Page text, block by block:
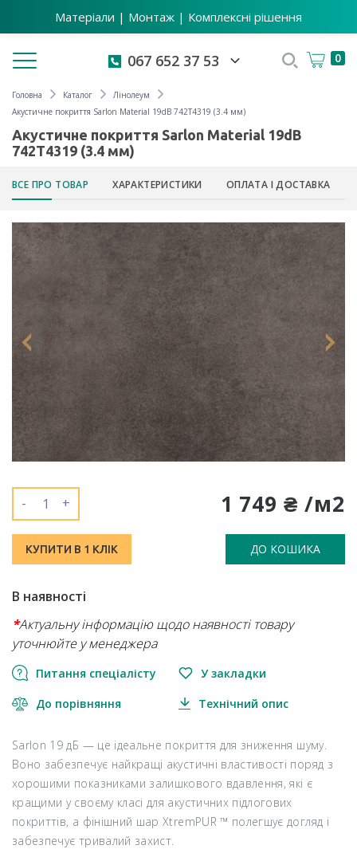
Матеріали | Монтаж | Комплексні рішення
Toggle navigation 067 652 37 53 0
Головна Каталог
Лінолеум
Акустичне покриття Sarlon Material 19dB 742T4319 (3.4 мм)
Акустичне покриття Sarlon Material 19dB
742T4319 (3.4 мм)
ВСЕ ПРО ТОВАР ХАРАКТЕРИСТИКИ ОПЛАТА І ДОСТАВКА
1 749 ₴ /м2
- +
КУПИТИ В 1 КЛІК ДО КОШИКА
В наявності
*Актуальну інформацію щодо наявності товару
уточнюйте у менеджера
Питання спеціалісту У закладки
До порівняння Технічний опис
Sarlon 19 дБ — це ідеальне покриття для зниження шуму.
Воно забезпечує найкращі акустичні властивості поряд з
хорошими показниками залишкового вдавлення, які є
кращими у своєму класі для акустичних підлогових
покриттів, а фінішний шар XtremPUR ™ полегшує догляд і
забезпечує тривалий захист.